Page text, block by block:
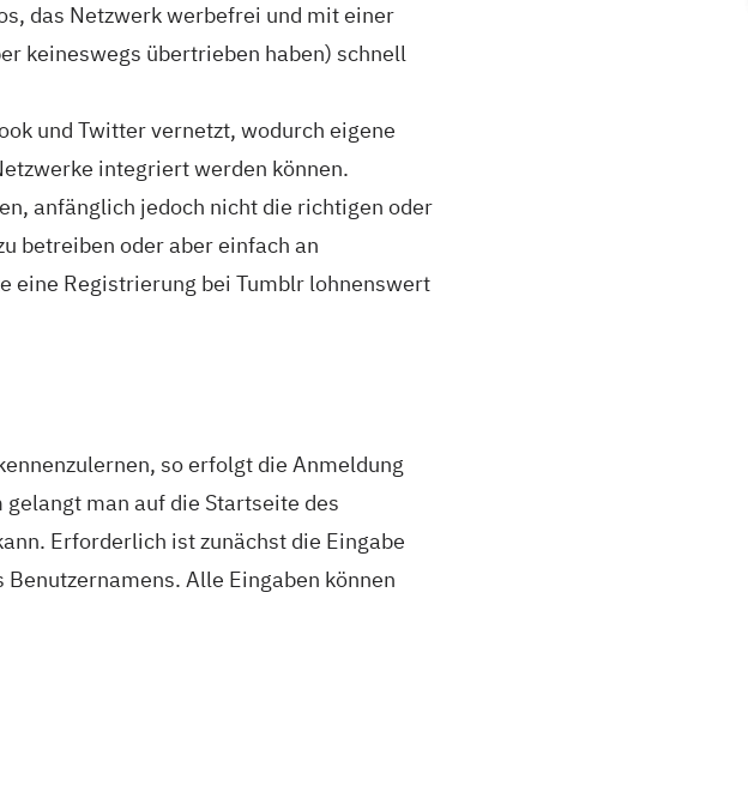
das Netzwerk werbefrei und mit einer
keineswegs übertrieben haben) schnell
und Twitter vernetzt, wodurch eigene
integriert werden können.
anfänglich jedoch nicht die richtigen oder
betreiben oder aber einfach an
Registrierung bei Tumblr lohnenswert
so erfolgt die Anmeldung
man auf die Startseite des
Erforderlich ist zunächst die Eingabe
Alle Eingaben können